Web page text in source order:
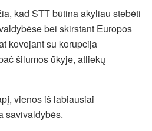
kad STT būtina akyliau stebėti
bei skirstant Europos
kovojant su korupcija
šilumos ūkyje, atliekų
vienos iš labiausiai
savivaldybės.